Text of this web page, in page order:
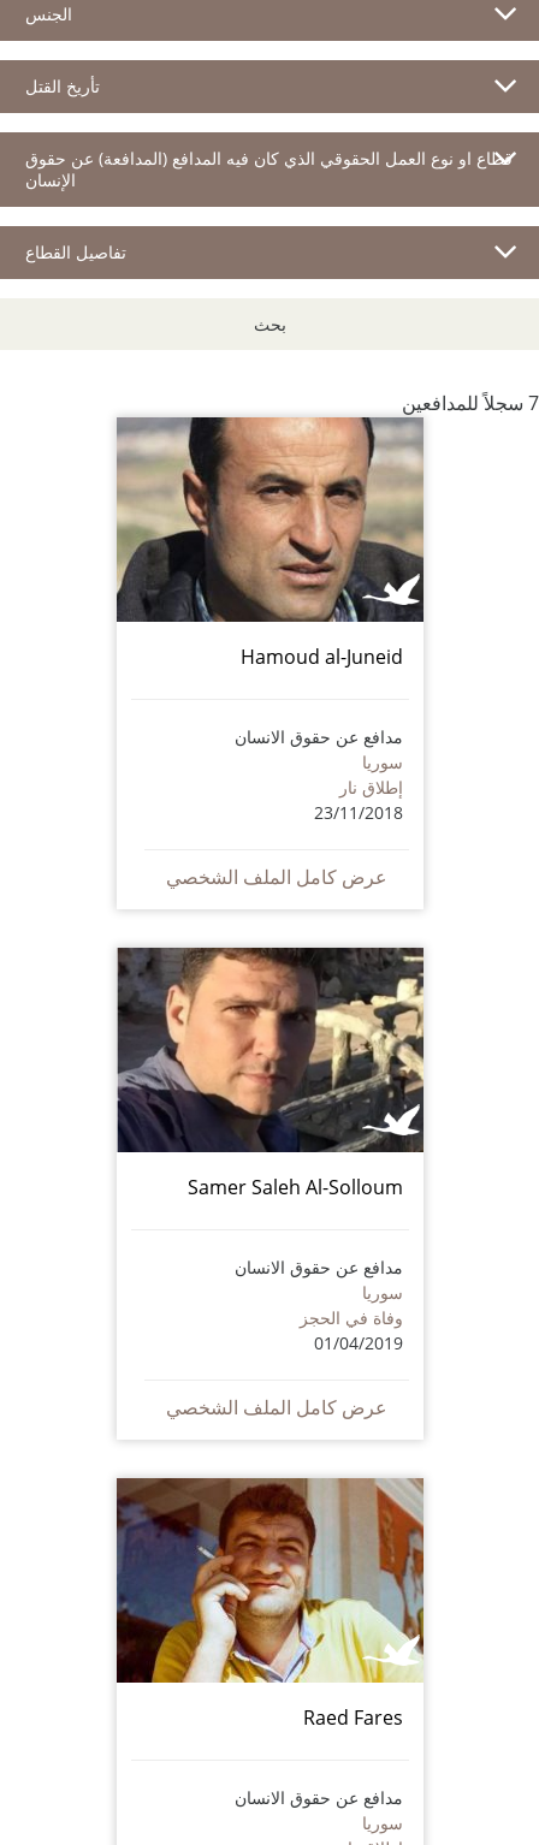
الجنس
تأريخ القتل
قطاع او نوع العمل الحقوقي الذي كان فيه المدافع (المدافعة) عن حقوق
الإنسان
تفاصيل القطاع
بحث
7 سجلاً للمدافعين
Hamoud al-Juneid
مدافع عن حقوق الانسان
سوريا
إطلاق نار
23/11/2018
عرض كامل الملف الشخصي
Samer Saleh Al-Solloum
مدافع عن حقوق الانسان
سوريا
وفاة في الحجز
01/04/2019
عرض كامل الملف الشخصي
Raed Fares
مدافع عن حقوق الانسان
سوريا